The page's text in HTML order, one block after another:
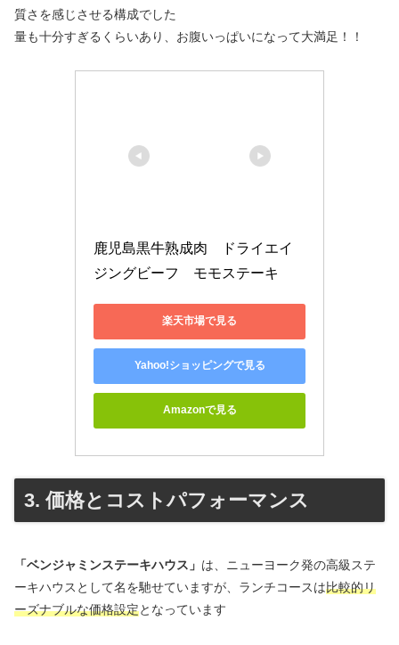
質さを感じさせる構成でした
量も十分すぎるくらいあり、お腹いっぱいになって大満足！！
鹿児島黒牛熟成肉　ドライエイ
ジングビーフ　モモステーキ
楽天市場で見る
Yahoo!ショッピングで見る
Amazonで見る
3. 価格とコストパフォーマンス
「ベンジャミンステーキハウス」 は、ニューヨーク発の高級ステ
ーキハウスとして名を馳せていますが、ランチコースは比較的リ
ーズナブルな価格設定となっています